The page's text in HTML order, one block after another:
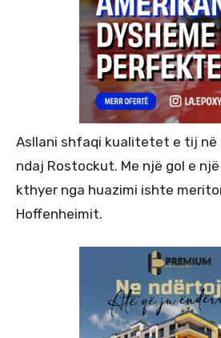
Asllani shfaqi kualitetet e tij në
ndaj Rostockut. Me një gol e
kthyer nga huazimi ishte
Hoffenheimit.